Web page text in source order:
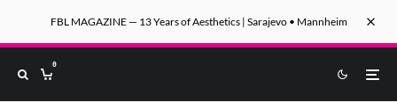
FBL MAGAZINE — 13 Years of Aesthetics | Sarajevo • Mannheim
0